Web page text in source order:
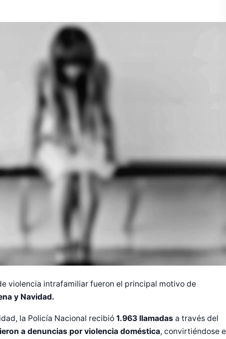
violencia intrafamiliar fueron el principal motivo de
y Navidad.
la Policía Nacional recibió 1.963 llamadas a través del
a denuncias por violencia doméstica, convirtiéndose